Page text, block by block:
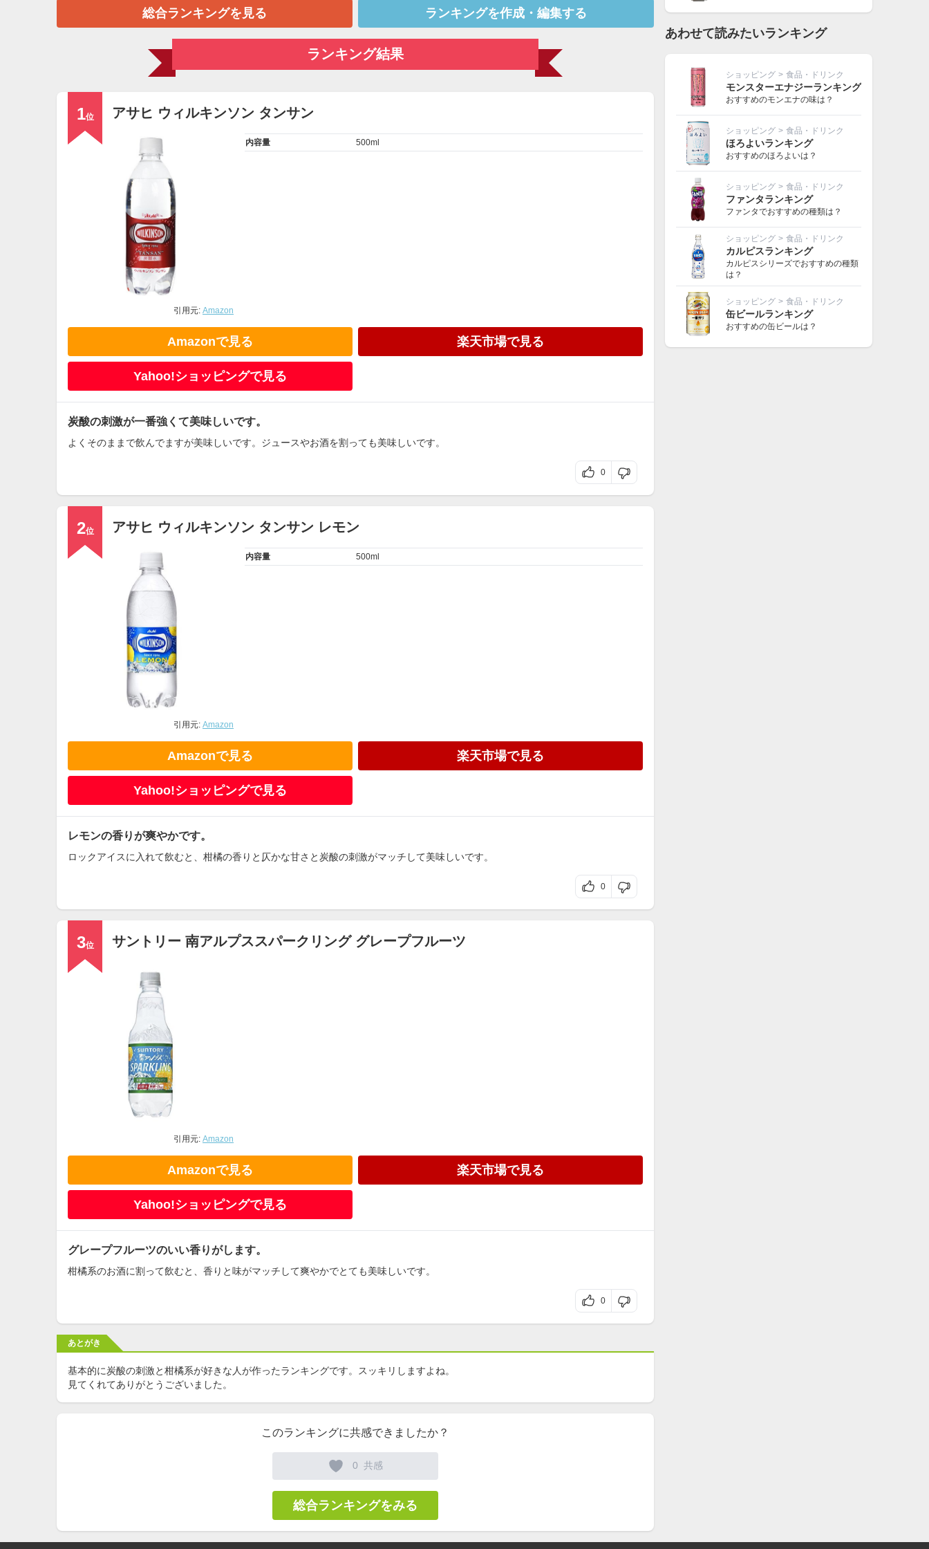
総合ランキングを見る ランキングを作成・編集する
ランキング結果
1位 アサヒ ウィルキンソン タンサン
引用元: Amazon
内容量 500ml
Amazonで見る 楽天市場で見る
Yahoo!ショッピングで見る
炭酸の刺激が一番強くて美味しいです。
よくそのままで飲んでますが美味しいです。ジュースやお酒を割っても美味しいです。
0
2位 アサヒ ウィルキンソン タンサン レモン
引用元: Amazon
内容量 500ml
Amazonで見る 楽天市場で見る
Yahoo!ショッピングで見る
レモンの香りが爽やかです。
ロックアイスに入れて飲むと、柑橘の香りと仄かな甘さと炭酸の刺激がマッチして美味しいです。
0
3位 サントリー 南アルプススパークリング グレープフルーツ
引用元: Amazon
Amazonで見る 楽天市場で見る
Yahoo!ショッピングで見る
グレープフルーツのいい香りがします。
柑橘系のお酒に割って飲むと、香りと味がマッチして爽やかでとても美味しいです。
0
あとがき
基本的に炭酸の刺激と柑橘系が好きな人が作ったランキングです。スッキリしますよね。
見てくれてありがとうございました。
このランキングに共感できましたか？
0 共感
総合ランキングをみる
あわせて読みたいランキング
ショッピング > 食品・ドリンク
モンスターエナジーランキング
おすすめのモンエナの味は？
ショッピング > 食品・ドリンク
ほろよいランキング
おすすめのほろよいは？
ショッピング > 食品・ドリンク
ファンタランキング
ファンタでおすすめの種類は？
ショッピング > 食品・ドリンク
カルピスランキング
カルピスシリーズでおすすめの種類
は？
ショッピング > 食品・ドリンク
缶ビールランキング
おすすめの缶ビールは？